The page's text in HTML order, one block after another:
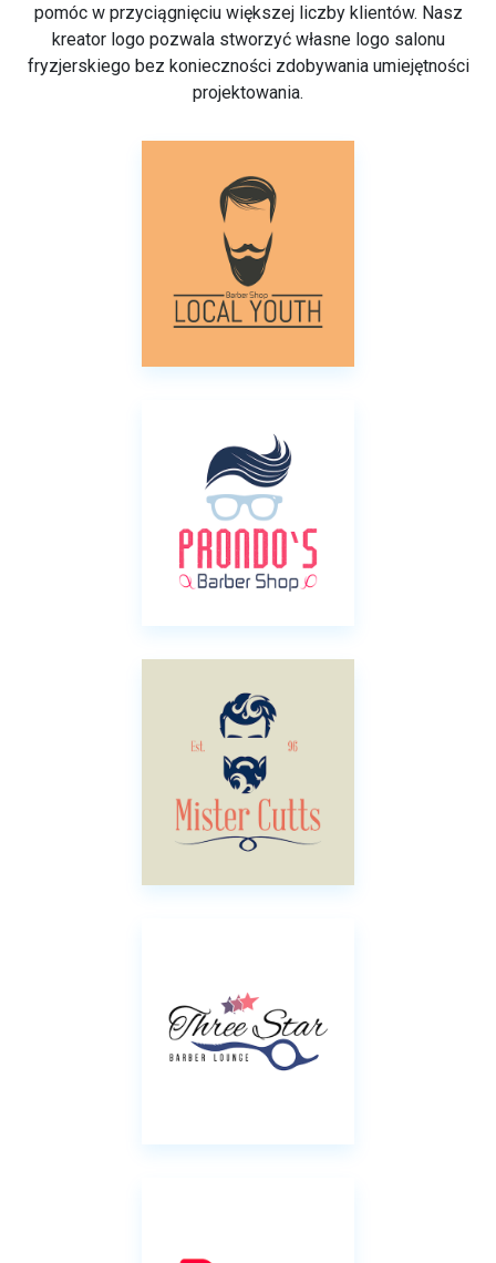
pomóc w przyciągnięciu większej liczby klientów. Nasz
kreator logo pozwala stworzyć własne logo salonu
fryzjerskiego bez konieczności zdobywania umiejętności
projektowania.